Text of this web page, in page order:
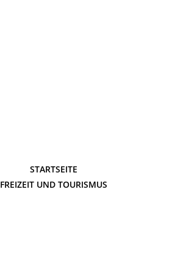
STARTSEITE
FREIZEIT UND TOURISMUS